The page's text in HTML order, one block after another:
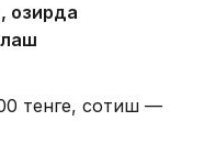
тенге, сотиш —